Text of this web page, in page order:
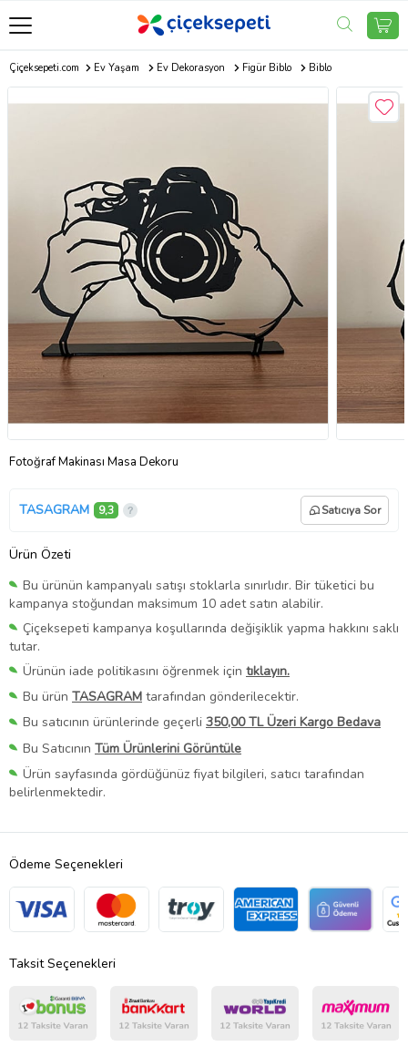
Çiçeksepeti.com Ev Yaşam Ev Dekorasyon Figür Biblo Biblo
Fotoğraf Makinası Masa Dekoru
TASAGRAM 9,3 Satıcıya Sor
Ürün Özeti
Bu ürünün kampanyalı satışı stoklarla sınırlıdır. Bir tüketici bu
kampanya stoğundan maksimum 10 adet satın alabilir.
Çiçeksepeti kampanya koşullarında değişiklik yapma hakkını saklı
tutar.
Ürünün iade politikasını öğrenmek için tıklayın.
Bu ürün TASAGRAM tarafından gönderilecektir.
Bu satıcının ürünlerinde geçerli 350,00 TL Üzeri Kargo Bedava
Bu Satıcının Tüm Ürünlerini Görüntüle
Ürün sayfasında gördüğünüz fiyat bilgileri, satıcı tarafından
belirlenmektedir.
Ödeme Seçenekleri
Taksit Seçenekleri